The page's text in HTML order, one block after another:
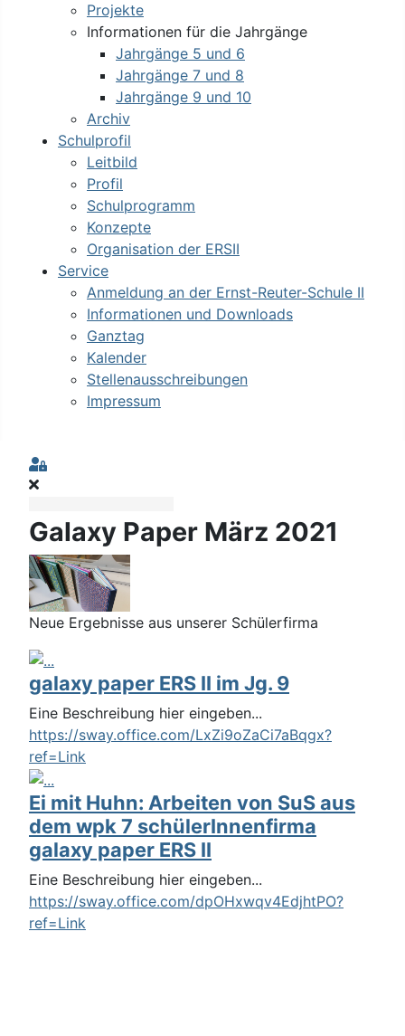
Projekte
Informationen für die Jahrgänge
Jahrgänge 5 und 6
Jahrgänge 7 und 8
Jahrgänge 9 und 10
Archiv
Schulprofil
Leitbild
Profil
Schulprogramm
Konzepte
Organisation der ERSII
Service
Anmeldung an der Ernst-Reuter-Schule II
Informationen und Downloads
Ganztag
Kalender
Stellenausschreibungen
Impressum
Sign In
Galaxy Paper März 2021
Neue Ergebnisse aus unserer Schülerfirma
galaxy paper ERS II im Jg. 9
Eine Beschreibung hier eingeben...
https://sway.office.com/LxZi9oZaCi7aBqgx?
ref=Link
Ei mit Huhn: Arbeiten von SuS aus
dem wpk 7 schülerInnenfirma
galaxy paper ERS II
Eine Beschreibung hier eingeben...
https://sway.office.com/dpOHxwqv4EdjhtPO?
ref=Link